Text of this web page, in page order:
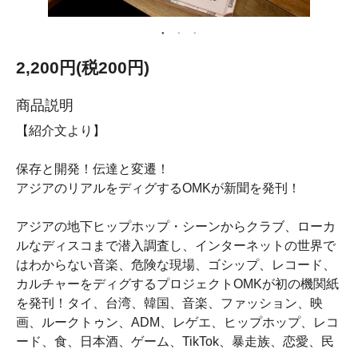
2,200円(税200円)
商品説明
【紹介文より】
保存と開発！伝達と変遷！
アジアのリアルをディグするOMKが新聞を発刊！
アジアの地下ヒップホップ・シーンからクラブ、ローカ
ルなディスコまで潜入調査し、インターネットの世界で
はわからない音楽、危険な現場、ゴシップ、レコード、
カルチャーをディグするプロジェクトOMKが初の機関紙
を発刊！タイ、台湾、韓国、音楽、ファッション、映
画、ルークトゥン、ADM、レゲエ、ヒップホップ、レコ
ード、食、日本酒、ゲーム、TikTok、暴走族、恋愛、民